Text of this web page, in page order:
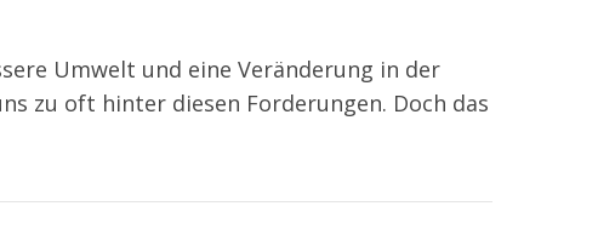
Umwelt und eine Veränderung in der
zu oft hinter diesen Forderungen. Doch das